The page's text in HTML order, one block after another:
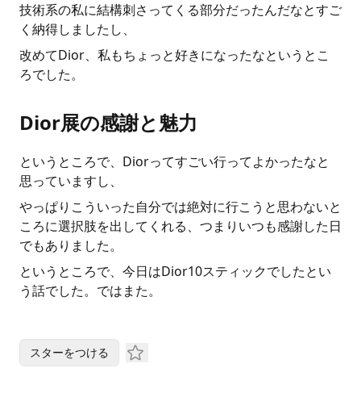
技術系の私に結構刺さってくる部分だったんだなとすご
く納得しましたし、
改めてDior、私もちょっと好きになったなというとこ
ろでした。
Dior展の感謝と魅力
というところで、Diorってすごい行ってよかったなと
思っていますし、
やっぱりこういった自分では絶対に行こうと思わないと
ころに選択肢を出してくれる、つまりいつも感謝した日
でもありました。
というところで、今日はDior10スティックでしたとい
う話でした。ではまた。
スターをつける